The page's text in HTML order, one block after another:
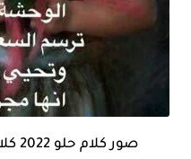
صور كلام حلو 2022 كلام جميل ومعبر مع الصور